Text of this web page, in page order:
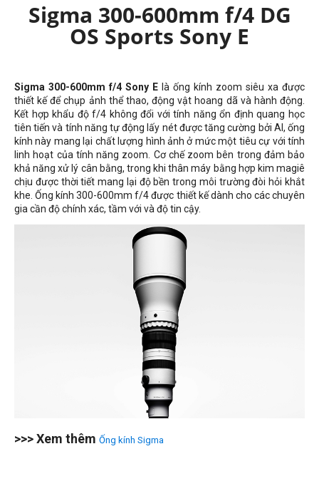
Sigma 300-600mm f/4 DG
OS Sports Sony E
Sigma 300-600mm f/4 Sony E là ống kính zoom siêu xa được
thiết kế để chụp ảnh thể thao, động vật hoang dã và hành động.
Kết hợp khẩu độ f/4 không đổi với tính năng ổn định quang học
tiên tiến và tính năng tự động lấy nét được tăng cường bởi AI, ống
kính này mang lại chất lượng hình ảnh ở mức một tiêu cự với tính
linh hoạt của tính năng zoom. Cơ chế zoom bên trong đảm bảo
khả năng xử lý cân bằng, trong khi thân máy bằng hợp kim magiê
chịu được thời tiết mang lại độ bền trong môi trường đòi hỏi khắt
khe. Ống kính 300-600mm f/4 được thiết kế dành cho các chuyên
gia cần độ chính xác, tầm với và độ tin cậy.
>>> Xem thêm Ống kính Sigma